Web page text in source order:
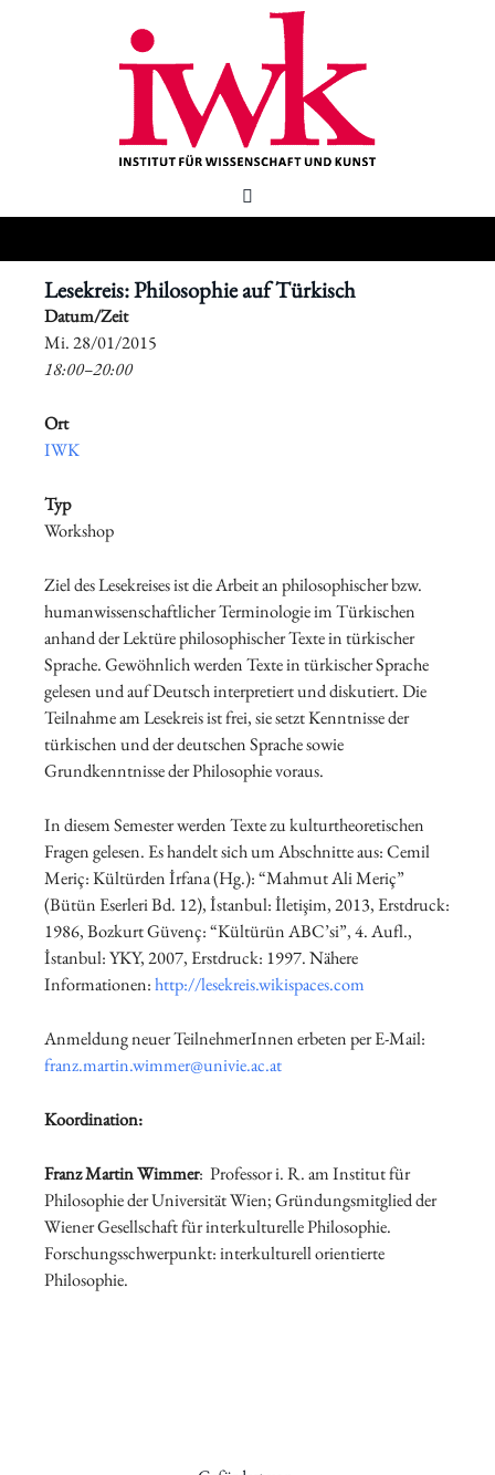
Lesekreis: Philosophie auf Türkisch
Datum/Zeit
​Mi. 28/01/2015
18:00–20:00
Ort
IWK
Typ
Workshop
Ziel des Lesekreises ist die Arbeit an philosophischer bzw.
humanwissenschaftlicher Terminologie im Türkischen
anhand der Lektüre philosophischer Texte in türkischer
Sprache. Gewöhnlich werden Texte in türkischer Sprache
gelesen und auf Deutsch interpretiert und diskutiert. Die
Teilnahme am Lesekreis ist frei, sie setzt Kenntnisse der
türkischen und der deutschen Sprache sowie
Grundkenntnisse der Philosophie voraus.
In diesem Semester werden Texte zu kulturtheoretischen
Fragen gelesen. Es handelt sich um Abschnitte aus: Cemil
Meriç: Kültürden İrfana (Hg.): “Mahmut Ali Meriç”
(Bütün Eserleri Bd. 12), İstanbul: İletişim, 2013, Erstdruck:
1986, Bozkurt Güvenç: “Kültürün ABC’si”, 4. Aufl.,
İstanbul: YKY, 2007, Erstdruck: 1997. Nähere
Informationen:http://lesekreis.wikispaces.com
Anmeldung neuer TeilnehmerInnen erbeten per E-Mail:
franz.martin.wimmer@univie.ac.at
Koordination:
Franz Martin Wimmer: Professor i. R. am Institut für
Philosophie der Universität Wien; Gründungsmitglied der
Wiener Gesellschaft für interkulturelle Philosophie.
Forschungsschwerpunkt: interkulturell orientierte
Philosophie.